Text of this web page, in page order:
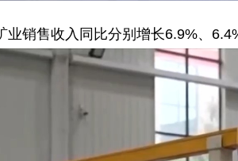
销售收入同比分别增长6.9%、